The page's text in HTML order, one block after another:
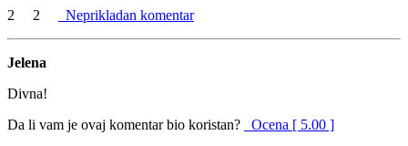
2
2 Neprikladan komentar
Jelena
Divna!
Da li vam je ovaj komentar bio koristan?
Ocena [ 5.00 ]